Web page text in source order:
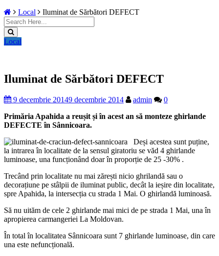
Local
Iluminat de Sărbători DEFECT
Local
Iluminat de Sărbători DEFECT
9 decembrie 20149 decembrie 2014 admin
0
Primăria Apahida a reușit și în acest an să monteze ghirlande
DEFECTE în Sânnicoara.
Deși acestea sunt puține,
la intrarea în localitate de la sensul giratoriu se văd 4 ghirlande
luminoase, una funcționând doar în proporție de 25 -30% .
Trecând prin localitate nu mai zărești nicio ghrilandă sau o
decorațiune pe stâlpii de iluminat public, decât la ieșire din localitate,
spre Apahida, la intersecția cu strada 1 Mai. O ghirlandă luminoasă.
Să nu uităm de cele 2 ghirlande mai mici de pe strada 1 Mai, una în
apropierea carmangeriei La Moldovan.
În total în localitatea Sânnicoara sunt 7 ghirlande luminoase, din care
una este nefuncțională.